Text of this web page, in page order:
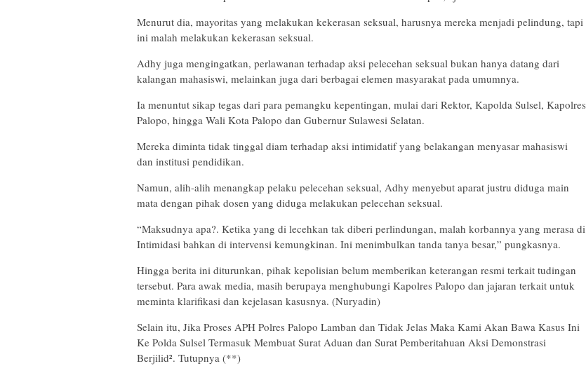
Menurut dia, mayoritas yang melakukan kekerasan seksual, harusnya mereka menjadi pelindung, tapi
ini malah melakukan kekerasan seksual.
Adhy juga mengingatkan, perlawanan terhadap aksi pelecehan seksual bukan hanya datang dari
kalangan mahasiswi, melainkan juga dari berbagai elemen masyarakat pada umumnya.
Ia menuntut sikap tegas dari para pemangku kepentingan, mulai dari Rektor, Kapolda Sulsel, Kapolres
Palopo, hingga Wali Kota Palopo dan Gubernur Sulawesi Selatan.
Mereka diminta tidak tinggal diam terhadap aksi intimidatif yang belakangan menyasar mahasiswi
dan institusi pendidikan.
Namun, alih-alih menangkap pelaku pelecehan seksual, Adhy menyebut aparat justru diduga main
mata dengan pihak dosen yang diduga melakukan pelecehan seksual.
“Maksudnya apa?. Ketika yang di lecehkan tak diberi perlindungan, malah korbannya yang merasa di
Intimidasi bahkan di intervensi kemungkinan. Ini menimbulkan tanda tanya besar,” pungkasnya.
Hingga berita ini diturunkan, pihak kepolisian belum memberikan keterangan resmi terkait tudingan
tersebut. Para awak media, masih berupaya menghubungi Kapolres Palopo dan jajaran terkait untuk
meminta klarifikasi dan kejelasan kasusnya. (Nuryadin)
Selain itu, Jika Proses APH Polres Palopo Lamban dan Tidak Jelas Maka Kami Akan Bawa Kasus Ini
Ke Polda Sulsel Termasuk Membuat Surat Aduan dan Surat Pemberitahuan Aksi Demonstrasi
Berjilid². Tutupnya (**)